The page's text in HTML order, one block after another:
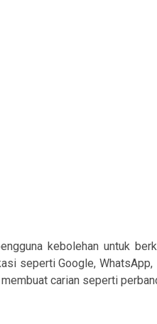
kebolehan untuk
seperti Google,
carian seperti